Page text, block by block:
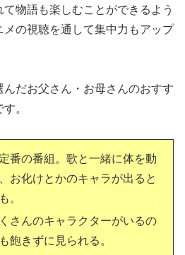
物語も楽しむことができるよう
の視聴を通して集中力もアップ
だお父さん・お母さんのおすす
。
番の番組。歌と一緒に体を動
お化けとかのキャラが出ると
。
さんのキャラクターがいるの
飽きずに見られる。